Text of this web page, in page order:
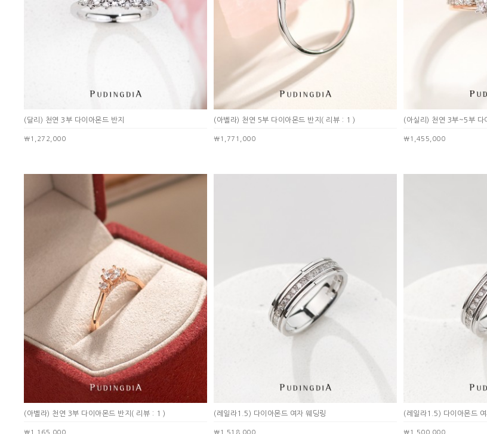
(달리) 천연 3부 다이아몬드 반지
￦1,272,000
(아벨라) 천연 5부 다이아몬드 반지 ( 리뷰 : 1 )
￦1,771,000
(아실리) 천연 3부~5부 다
￦1,455,000
(아벨라) 천연 3부 다이아몬드 반지 ( 리뷰 : 1 ) (레일라1.5) 다이아몬드 여자 웨딩링 (레일라1.5) 다이아몬드 여